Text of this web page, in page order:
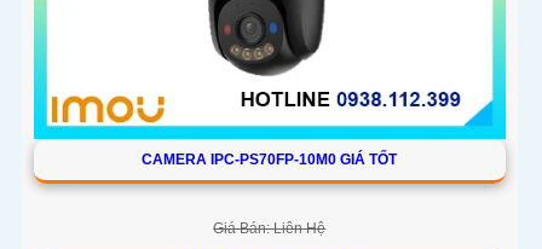
CAMERA IPC-PS70FP-10M0 GIÁ TỐT
Giá Bán: Liên Hệ